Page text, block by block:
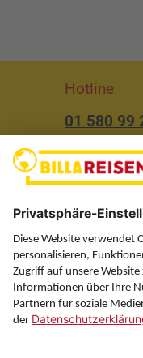
Hotline
01 580 99
Über
Service
Folgen Sie